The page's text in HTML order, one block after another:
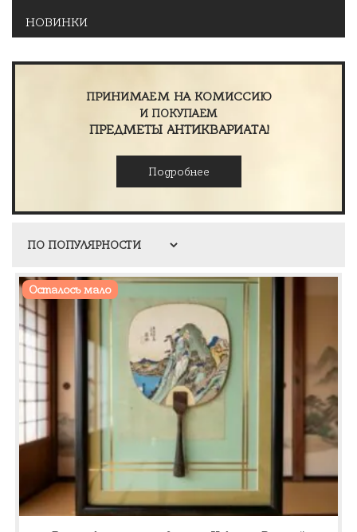
НОВИНКИ
ПРИНИМАЕМ НА КОМИССИЮ
И ПОКУПАЕМ
ПРЕДМЕТЫ АНТИКВАРИАТА!
Подробнее
Осталось мало